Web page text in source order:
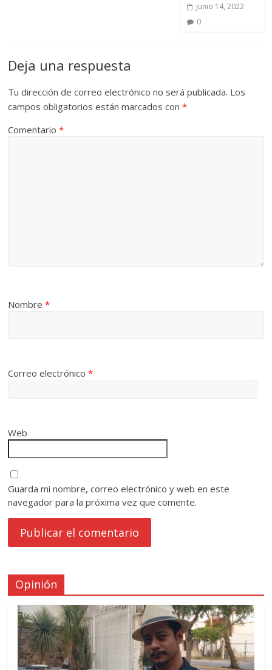
junio 14, 2022
0
Deja una respuesta
Tu dirección de correo electrónico no será publicada. Los
campos obligatorios están marcados con*
Comentario*
Nombre*
Correo electrónico*
Web
Guarda mi nombre, correo electrónico y web en este
navegador para la próxima vez que comente.
Opinión